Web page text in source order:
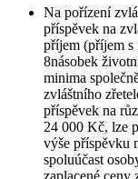
Na pořízení
příspěvek na
příjem (příjem s
8násobek
minima
zvláštního
příspěvek na
24 000 Kč, lze
výše příspěvku
spoluúčast
zaplacené ceny